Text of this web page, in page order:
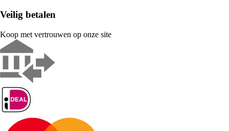
Veilig betalen
Koop met vertrouwen op onze site